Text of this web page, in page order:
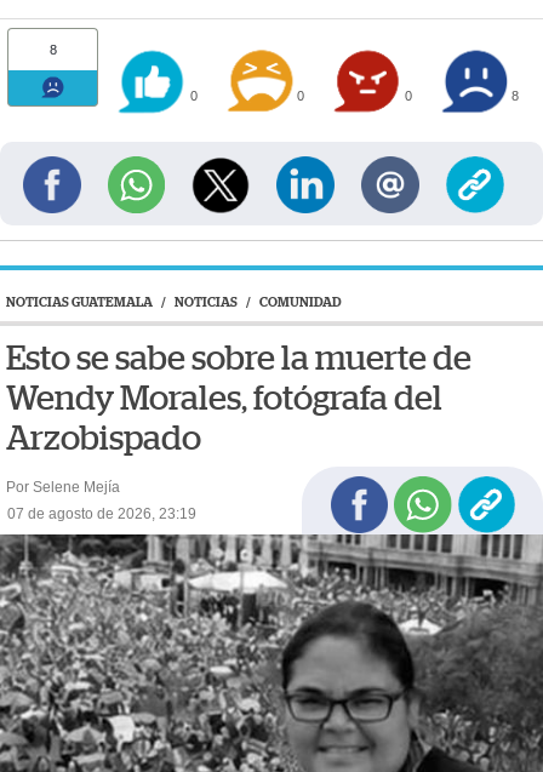
8
0 0 0 8
NOTICIAS GUATEMALA / NOTICIAS / COMUNIDAD
Esto se sabe sobre la muerte de
Wendy Morales, fotógrafa del
Arzobispado
Por Selene Mejía
07 de agosto de 2026, 23:19